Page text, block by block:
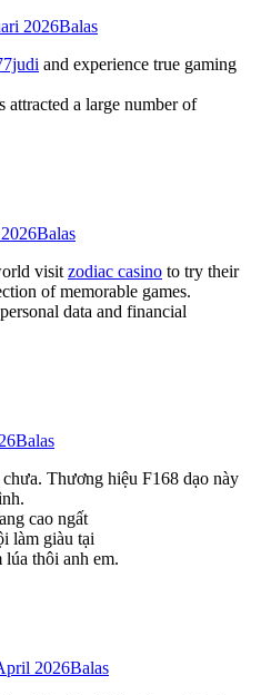
2026Balas
and experience true gaming
attracted a large number of
Balas
visitzodiac casino to try their
of memorable games.
data and financial
Balas
Thương hiệu F168 dạo này
cao ngất
làm giàu tại
thôi anh em.
2026Balas